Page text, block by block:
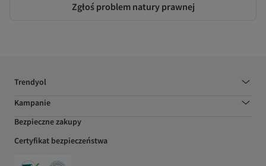
Zgłoś problem natury prawnej
Trendyol
Kampanie
Bezpieczne zakupy
Certyfikat bezpieczeństwa